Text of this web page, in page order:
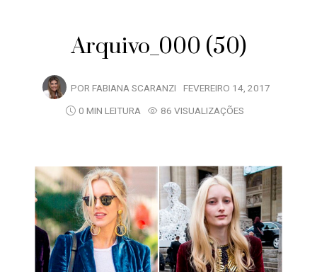
Arquivo_000 (50)
POR FABIANA SCARANZI FEVEREIRO 14, 2017
0 MIN LEITURA
86 VISUALIZAÇÕES